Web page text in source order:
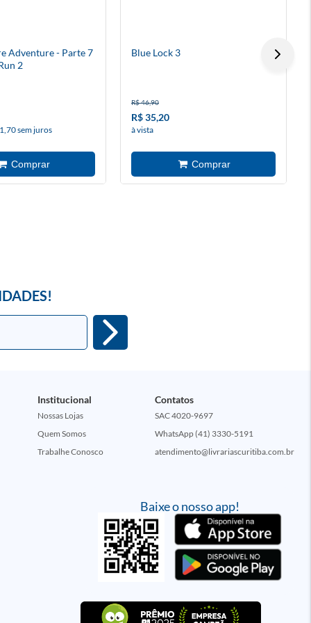
Adventure - Parte 7
2
sem juros
Blue Lock 3
R$ 46,90
R$ 35,20
à vista
Baixe o nosso app!
Institucional
Nossas Lojas
Quem Somos
Trabalhe Conosco
Contatos
SAC 4020-9697
WhatsApp (41) 3330-5191
atendimento@livrariascuritiba.com.br